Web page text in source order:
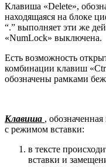
Клавиша «Delete»,
находящаяся на блоке
“.” выполняет эти же
«NumLock» выключена.
Есть возможность
комбинации клавиш
обозначены рамками
Клавиша ,
с режимом вставки:
в тексте
вставки и